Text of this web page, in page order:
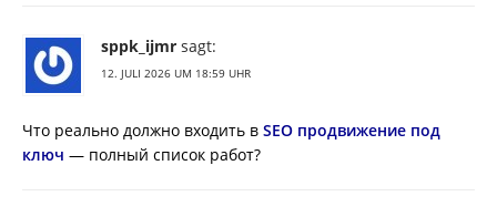
sppk_ijmr sagt:
12. JULI 2026 UM 18:59 UHR
Что реально должно входить в SEO продвижение под
ключ — полный список работ?